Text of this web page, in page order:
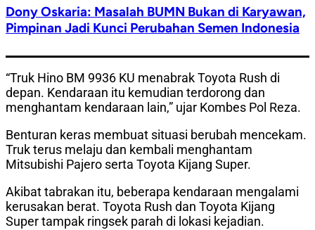
Dony Oskaria: Masalah BUMN Bukan di Karyawan,
Pimpinan Jadi Kunci Perubahan Semen Indonesia
“Truk Hino BM 9936 KU menabrak Toyota Rush di
depan. Kendaraan itu kemudian terdorong dan
menghantam kendaraan lain,” ujar Kombes Pol Reza.
Benturan keras membuat situasi berubah mencekam.
Truk terus melaju dan kembali menghantam
Mitsubishi Pajero serta Toyota Kijang Super.
Akibat tabrakan itu, beberapa kendaraan mengalami
kerusakan berat. Toyota Rush dan Toyota Kijang
Super tampak ringsek parah di lokasi kejadian.